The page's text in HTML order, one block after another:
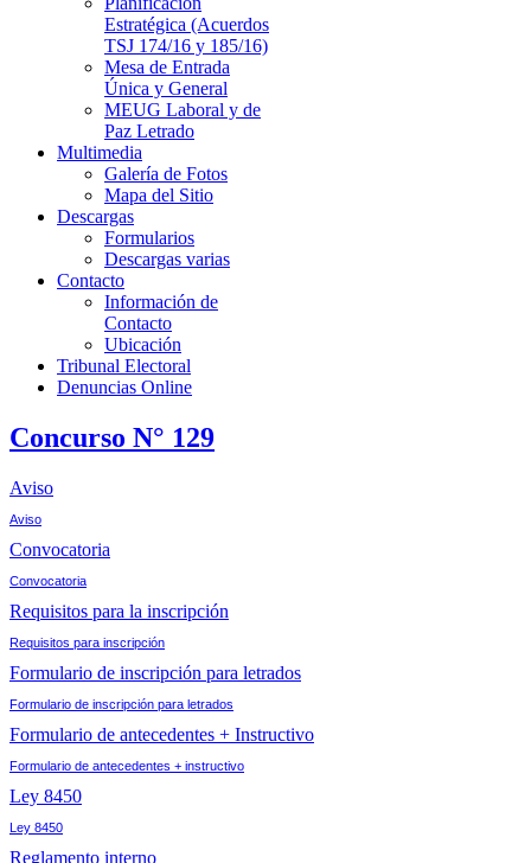
Estratégica (Acuerdos
TSJ 174/16 y 185/16)
Mesa de Entrada
Única y General
MEUG Laboral y de
Paz Letrado
Multimedia
Galería de Fotos
Mapa del Sitio
Descargas
Formularios
Descargas varias
Contacto
Información de
Contacto
Ubicación
Tribunal Electoral
Denuncias Online
Concurso N° 129
Aviso
Aviso
Convocatoria
Convocatoria
Requisitos para la inscripción
Requisitos para inscripción
Formulario de inscripción para letrados
Formulario de inscripción para letrados
Formulario de antecedentes + Instructivo
Formulario de antecedentes + instructivo
Ley 8450
Ley 8450
Reglamento interno